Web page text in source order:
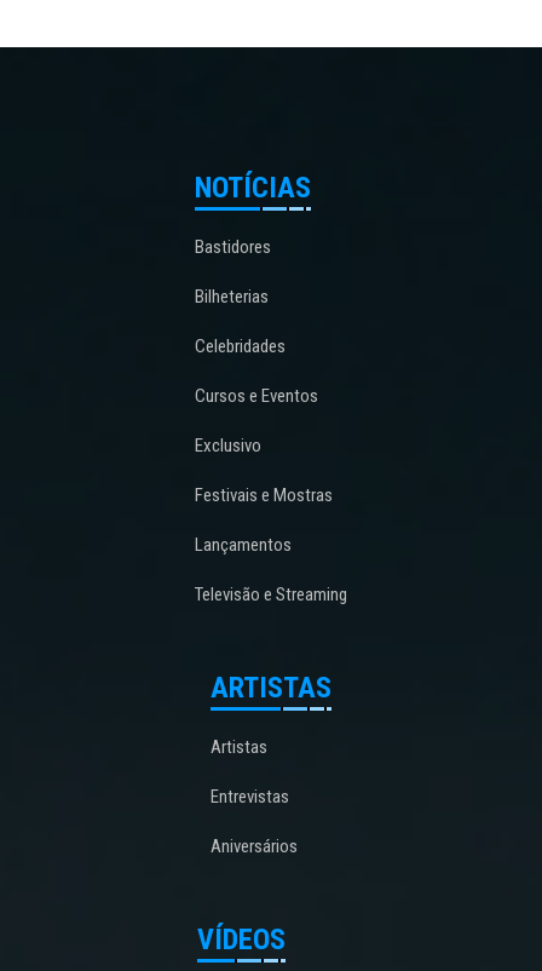
NOTÍCIAS
Bastidores
Bilheterias
Celebridades
Cursos e Eventos
Exclusivo
Festivais e Mostras
Lançamentos
Televisão e Streaming
ARTISTAS
Artistas
Entrevistas
Aniversários
VÍDEOS